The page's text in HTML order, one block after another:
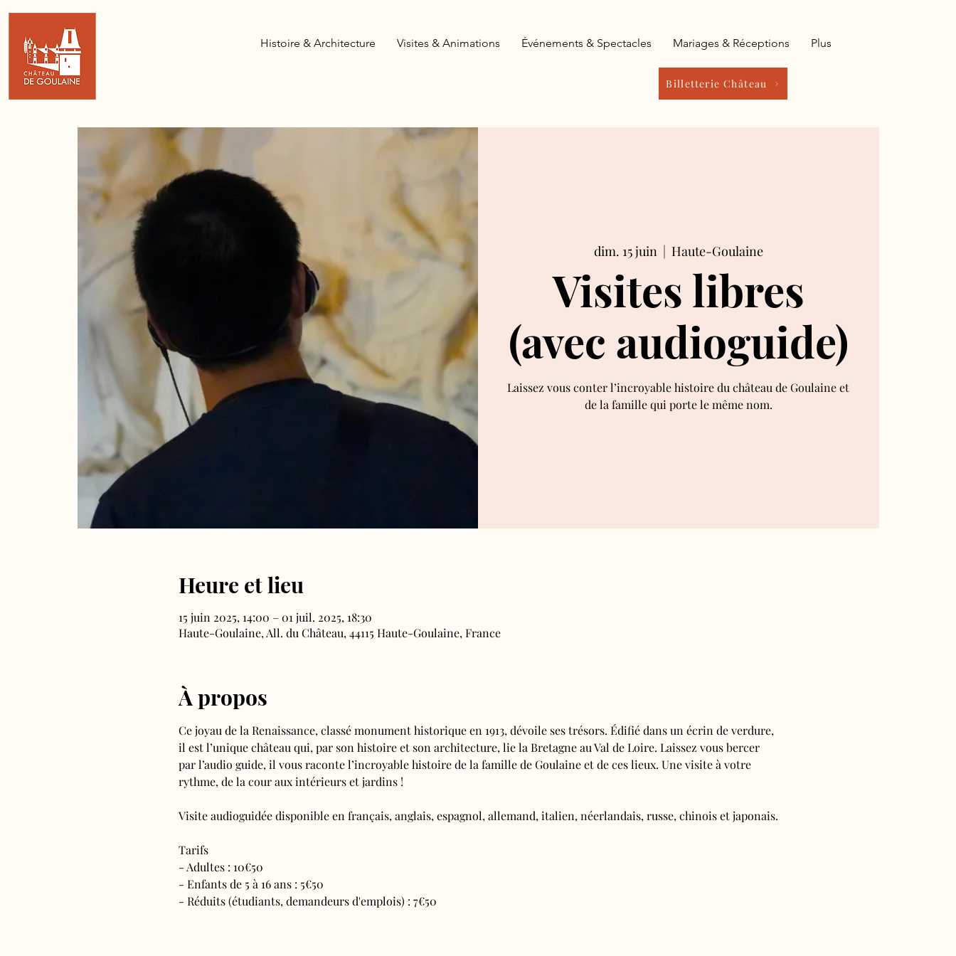
Billetterie Château
Histoire & Architecture Visites & Animations Événements & Spectacles Mariages & Réceptions Plus
dim. 15 juin
  |
Haute-Goulaine
Visites libres
(avec audioguide)
Laissez vous conter l’incroyable histoire du château de Goulaine et
de la famille qui porte le même nom.
Heure et lieu
15 juin 2025, 14:00 – 01 juil. 2025, 18:30
Haute-Goulaine, All. du Château, 44115 Haute-Goulaine, France
À propos
Ce joyau de la Renaissance, classé monument historique en 1913, dévoile ses trésors. Édifié dans un écrin de verdure,
il est l’unique château qui, par son histoire et son architecture, lie la Bretagne au Val de Loire. Laissez vous bercer
par l’audio guide, il vous raconte l’incroyable histoire de la famille de Goulaine et de ces lieux. Une visite à votre
rythme, de la cour aux intérieurs et jardins !
Visite audioguidée disponible en français, anglais, espagnol, allemand, italien, néerlandais, russe, chinois et japonais.
Tarifs
- Adultes : 10€50
- Enfants de 5 à 16 ans : 5€50
- Réduits (étudiants, demandeurs d'emplois) : 7€50